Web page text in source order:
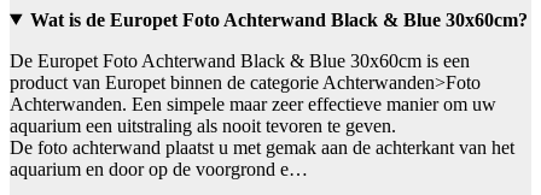
Wat is de Europet Foto Achterwand Black & Blue 30x60cm?
De Europet Foto Achterwand Black & Blue 30x60cm is een
product van Europet binnen de categorie Achterwanden>Foto
Achterwanden. Een simpele maar zeer effectieve manier om uw
aquarium een uitstraling als nooit tevoren te geven.
De foto achterwand plaatst u met gemak aan de achterkant van het
aquarium en door op de voorgrond e…